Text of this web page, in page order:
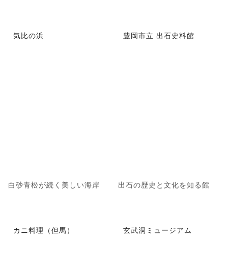
気比の浜
白砂青松が続く美しい海岸
豊岡市立 出石史料館
出石の歴史と文化を知る館
カニ料理（但馬） 玄武洞ミュージアム